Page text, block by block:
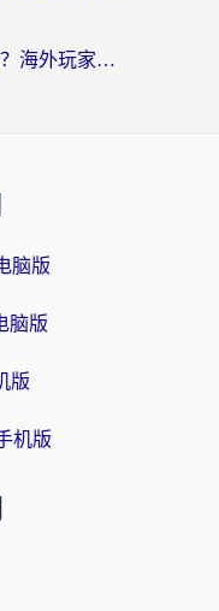
阿根廷怎么玩奇妙拼图世界？海外玩家国服游戏加速全攻略（附帕斯卡契约战舰少女解决方案）
脑版
脑版
版
机版